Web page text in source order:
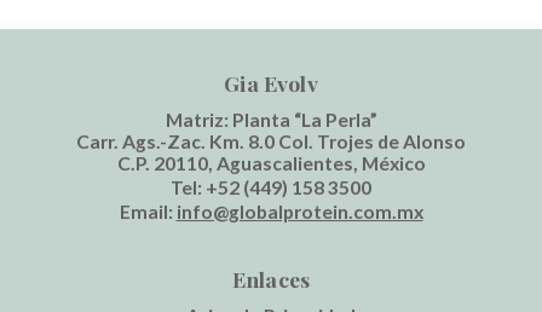
Gia Evolv
Matriz: Planta “La Perla”
Carr. Ags.-Zac. Km. 8.0 Col. Trojes de Alonso
C.P. 20110, Aguascalientes, México
Tel: +52 (449) 158 3500
Email: info@globalprotein.com.mx
Enlaces